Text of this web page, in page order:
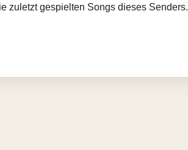
zuletzt gespielten Songs dieses Senders.